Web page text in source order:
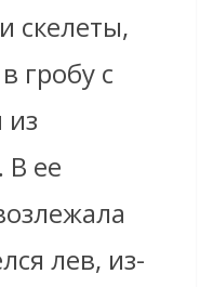
скелеты,
гробу с
из
ее
лев, из-